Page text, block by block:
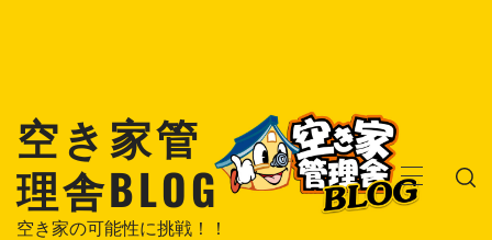
キ
空き家管
理舎BLOG
空き家の可能性に挑戦！！
メ